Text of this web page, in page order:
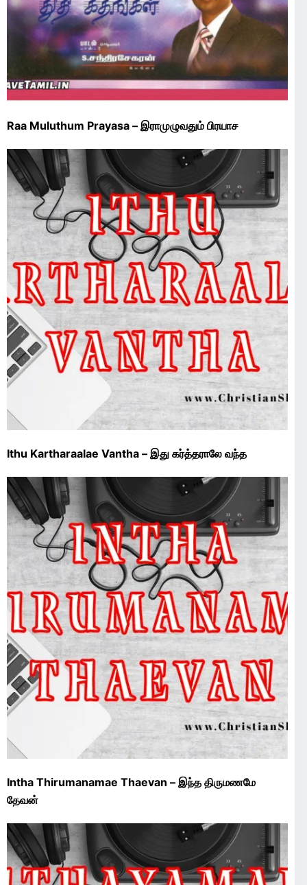
Raa Muluthum Prayasa – இராமுழுவதும் பிரயாச
Ithu Kartharaalae Vantha – இது கர்த்தராலே வந்த
Intha Thirumanamae Thaevan – இந்த திருமணமே
தேவன்